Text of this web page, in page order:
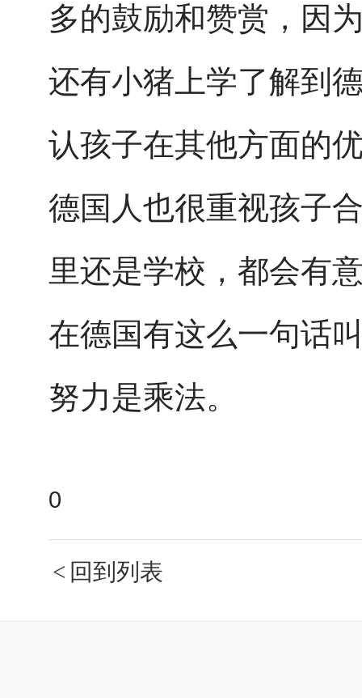
多的鼓励和赞赏，因
还有小猪上学了解到
认孩子在其他方面的
德国人也很重视孩子
里还是学校，都会有
在德国有这么一句话
努力是乘法。
0
< 回到列表